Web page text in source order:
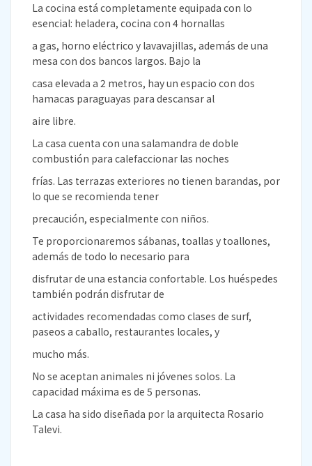
La cocina está completamente equipada con lo
esencial: heladera, cocina con 4 hornallas
a gas, horno eléctrico y lavavajillas, además de una
mesa con dos bancos largos. Bajo la
casa elevada a 2 metros, hay un espacio con dos
hamacas paraguayas para descansar al
aire libre.
La casa cuenta con una salamandra de doble
combustión para calefaccionar las noches
frías. Las terrazas exteriores no tienen barandas, por
lo que se recomienda tener
precaución, especialmente con niños.
Te proporcionaremos sábanas, toallas y toallones,
además de todo lo necesario para
disfrutar de una estancia confortable. Los huéspedes
también podrán disfrutar de
actividades recomendadas como clases de surf,
paseos a caballo, restaurantes locales, y
mucho más.
No se aceptan animales ni jóvenes solos. La
capacidad máxima es de 5 personas.
La casa ha sido diseñada por la arquitecta Rosario
Talevi.